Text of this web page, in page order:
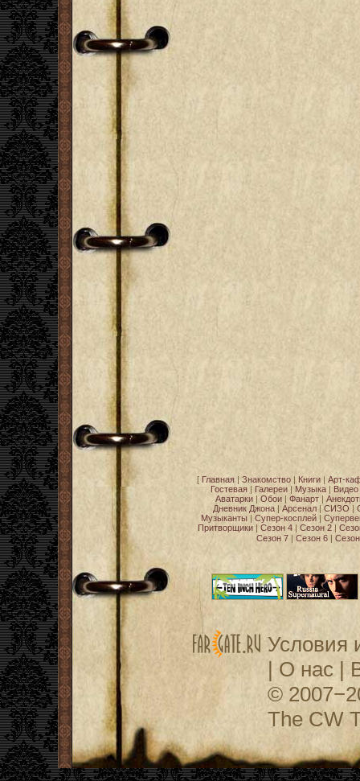
[ Главная| Знакомство| Книги| Арт-
Гостевая | Галереи | Музыка | Видео
Аватарки | Обои | Фанарт |
Дневник Джона| Арсенал| СИЗО |
Музыканты | Супер-косплей |
Притворщики | Сезон 4 | Сезон 2 |
Сезон 7| Сезон 6|
Условия
| О нас |
©
The CW